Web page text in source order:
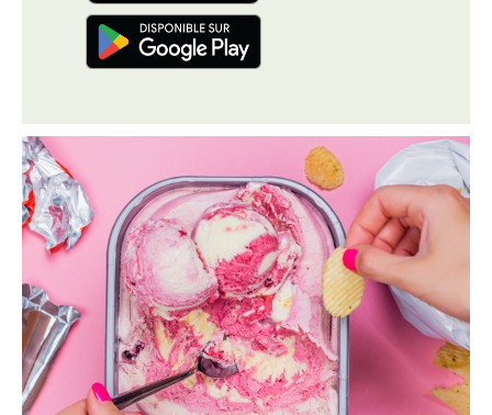
Télécharger
l'application
"Leloup
Nutrition:
iOS
Nutrition:
pour
Android
Plus
d’articles
de
cette
catégorie
Lire
l'article
Ne
mangez
plus
vos
émotions!